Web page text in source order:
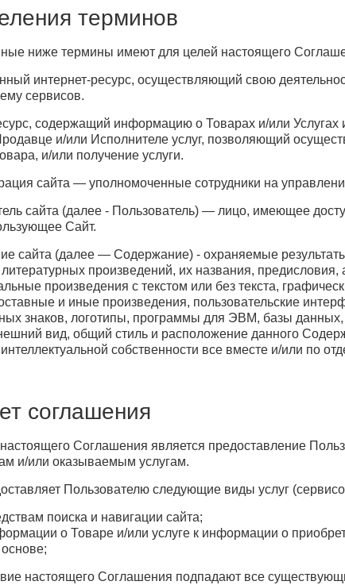
терминов
ниже термины имеют для целей настоящего
интернет-ресурс, осуществляющий свою
сервисов.
содержащий информацию о Товарах и/или Услугах
и/или Исполнителе услуг, позволяющий
и/или получение услуги.
сайта — уполномоченные сотрудники на
сайта (далее - Пользователь) — лицо, имеющее
Сайт.
сайта (далее — Содержание) - охраняемые результаты
произведений, их названия, предисловия,
произведения с текстом или без текста,
и иные произведения, пользовательские
знаков, логотипы, программы для ЭВМ, базы данных,
вид, общий стиль и расположение данного
собственности все вместе и/или по
соглашения
Соглашения является предоставление
и/или оказываемым услугам.
Пользователю следующие виды услуг
поиска и навигации сайта;
о Товаре и/или услуге к информации о
настоящего Соглашения подпадают все